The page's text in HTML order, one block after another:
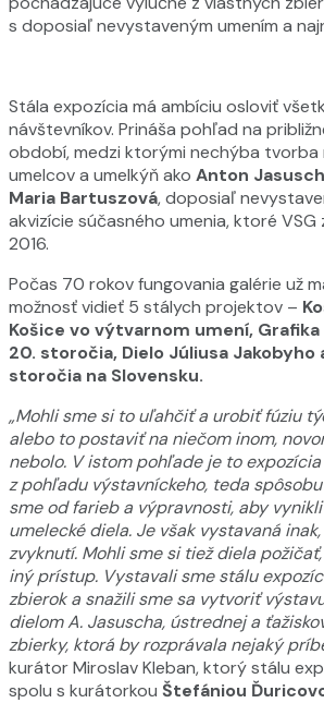
s doposiaľ nevystaveným umením a
Stála expozícia má ambíciu osloviť
návštevníkov. Prináša pohľad na
období, medzi ktorými nechýba tvorba
umelcov a umelkýň ako Anton
Maria Bartuszová, doposiaľ
akvizície súčasného umenia, ktoré VSG
2016.
Počas 70 rokov fungovania galérie už
možnosť vidieť 5 stálych projektov –
Košice vo výtvarnom umení,
20. storočia, Dielo Júliusa Jakobyho
storočia na Slovensku.
„Mohli sme si to uľahčiť a urobiť fúziu
alebo to postaviť na niečom inom,
nebolo. V istom pohľade je to
z pohľadu výstavníckeho, teda
sme od farieb a výpravnosti, aby
umelecké diela. Je však vystavaná
zvyknutí. Mohli sme si tiež diela
iný prístup. Vystavali sme stálu
zbierok a snažili sme sa vytvoriť
dielom A. Jasuscha, ústredneja
zbierky, ktorá by rozprávala nejaký
kurátor Miroslav Kleban, ktorý stálu
spolu s kurátorkou Štefániou